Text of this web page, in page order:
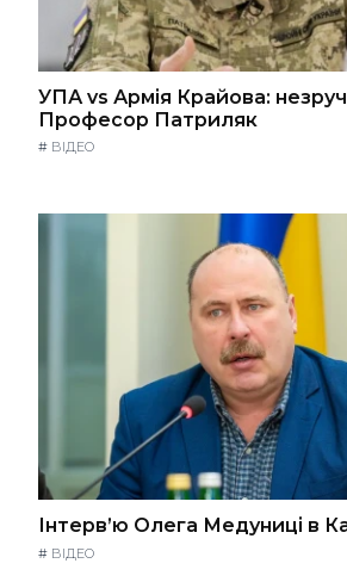
УПА vs Армія Крайова:
Професор Патриляк
# ВІДЕО
Інтерв’ю Олега Медуниці в
# ВІДЕО